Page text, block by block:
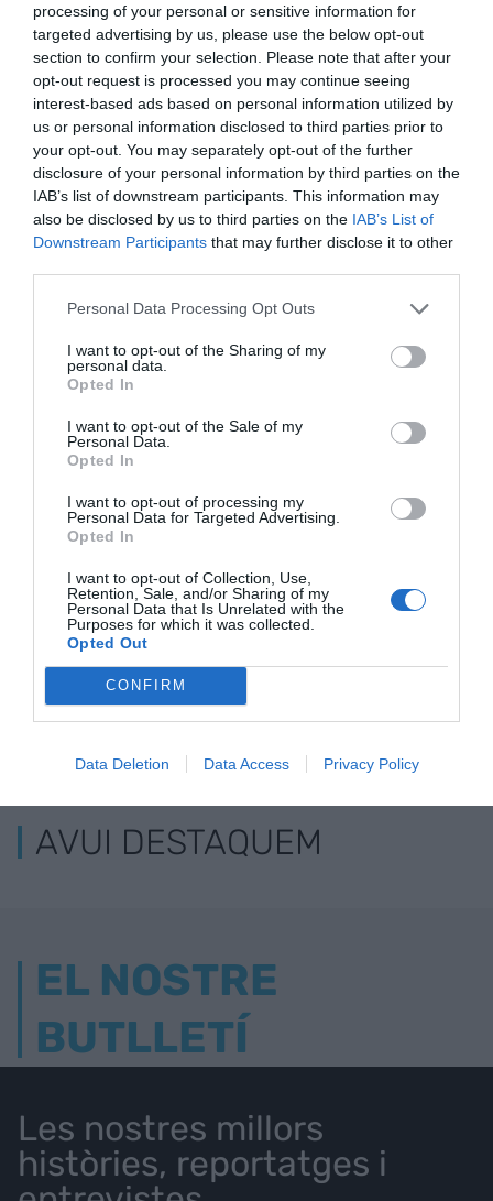
processing of your personal or sensitive information for
targeted advertising by us, please use the below opt-out
section to confirm your selection. Please note that after your
opt-out request is processed you may continue seeing
interest-based ads based on personal information utilized by
us or personal information disclosed to third parties prior to
your opt-out. You may separately opt-out of the further
disclosure of your personal information by third parties on the
IAB’s list of downstream participants. This information may
also be disclosed by us to third parties on the IAB’s List of
Downstream Participants that may further disclose it to other
Personal Data Processing Opt Outs
I want to opt-out of the Sharing of my
personal data.
Opted In
I want to opt-out of the Sale of my
Personal Data.
Opted In
I want to opt-out of processing my
Personal Data for Targeted Advertising.
Opted In
I want to opt-out of Collection, Use,
Retention, Sale, and/or Sharing of my
Personal Data that Is Unrelated with the
Purposes for which it was collected.
Opted Out
CONFIRM
Data Deletion Data Access Privacy Policy
l'operador mòbil
Álvarez ha valorat l'acord com la constatació que
Cellnex és "un soci industrial a llarg termini" per
als seus clients, i confia que s'ampliï la
col·laboració amb acords addicionals en el futur.
Per la seva banda, Spenger ha expressat la seva
satisfacció per l'aliança amb Cellnex "ja que
contribueix de manera molt rellevant a assolir les
Google de forma gratuïta
Estigues informat amb les últimes notícies d'actualitat
ELS MÉS LLEGITS
AVUI DESTAQUEM
EL NOSTRE
BUTLLETÍ
Les nostres millors
històries, reportatges i